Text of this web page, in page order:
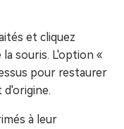
et cliquez
souris. L'option «
pour restaurer
d'origine.
à leur